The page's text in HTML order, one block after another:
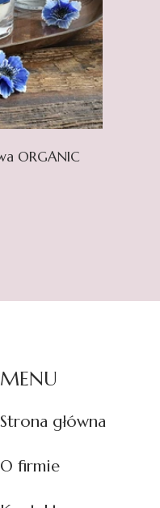
ORGANIC
MENU
Strona główna
O firmie